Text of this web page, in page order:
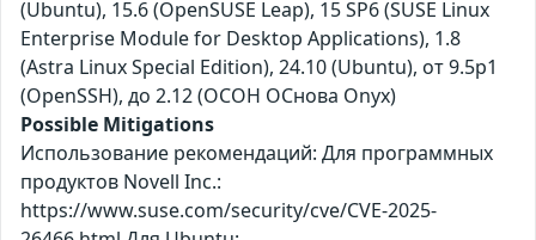
(Ubuntu), 15.6 (OpenSUSE Leap), 15 SP6 (SUSE Linux
Enterprise Module for Desktop Applications), 1.8
(Astra Linux Special Edition), 24.10 (Ubuntu), от 9.5p1
(OpenSSH), до 2.12 (ОСОН ОСнова Оnyx)
Possible Mitigations
Использование рекомендаций: Для программных
продуктов Novell Inc.:
https://www.suse.com/security/cve/CVE-2025-